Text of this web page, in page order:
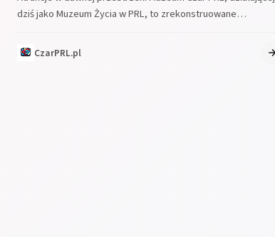
dziś jako Muzeum Życia w PRL, to zrekonstruowane
CzarPRL.pl